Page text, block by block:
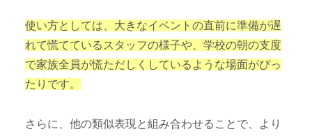
使い方としては、大きなイベントの直前に準備が遅
れて慌てているスタッフの様子や、学校の朝の支度
で家族全員が慌ただしくしているような場面がぴっ
たりです。
さらに、他の類似表現と組み合わせることで、より